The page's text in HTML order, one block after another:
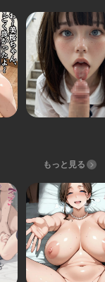
もっと見る